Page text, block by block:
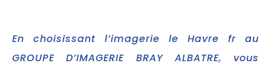
En choisissant l’imagerie le Havre fr au
GROUPE D’IMAGERIE BRAY ALBATRE, vous